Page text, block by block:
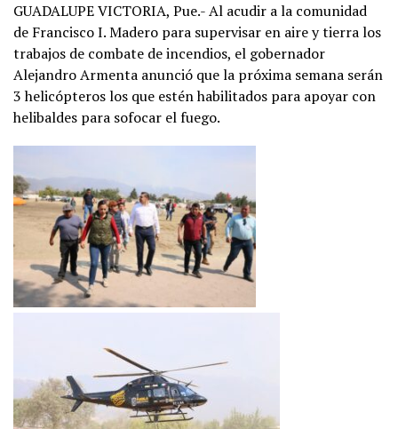
GUADALUPE VICTORIA, Pue.- Al acudir a la comunidad
de Francisco I. Madero para supervisar en aire y tierra los
trabajos de combate de incendios, el gobernador
Alejandro Armenta anunció que la próxima semana serán
3 helicópteros los que estén habilitados para apoyar con
helibaldes para sofocar el fuego.